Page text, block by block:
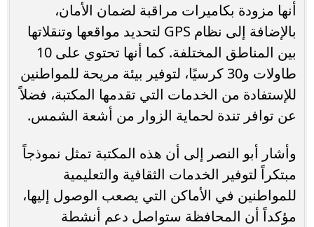
أنها مزودة بكاميرات مراقبة لضمان الأمان،
بالإضافة إلى نظام GPS لتحديد مواقعها وتنقلاتها
بين المناطق المختلفة. كما أنها تحتوي على 10
طاولات و30 كرسيًا، لتوفير بيئة مريحة للمواطنين
للإستفادة من الخدمات التي تقدمها المكتبة، فضلاً
عن توافر تندة لحماية الزوار من أشعة الشمس.
وأشار أبو النصر إلى أن هذه المكتبة تمثل نموذجاً
مبتكراً لتوفير الخدمات الثقافية والتعليمية
للمواطنين في الأماكن التي يصعب الوصول إليها،
مؤكداً أن المحافظة ستواصل دعم أنشطة